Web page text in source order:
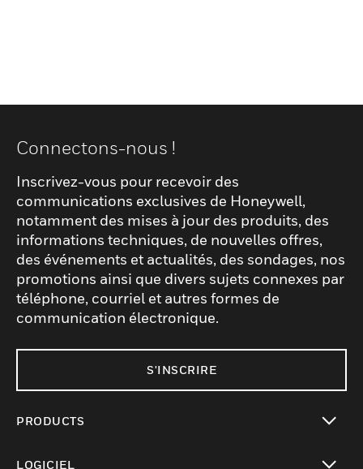
Connectons-nous !
Inscrivez-vous pour recevoir des
communications exclusives de Honeywell,
notamment des mises à jour des produits, des
informations techniques, de nouvelles offres,
des événements et actualités, des sondages, nos
promotions ainsi que divers sujets connexes par
téléphone, courriel et autres formes de
communication électronique.
S'INSCRIRE
PRODUCTS
LOGICIEL